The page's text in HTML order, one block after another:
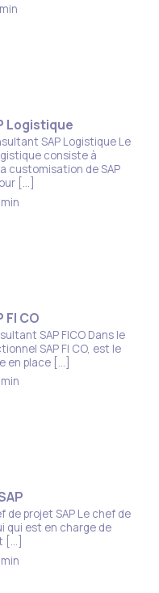
Logistique
SAP Logistique Le
consiste à
customisation de SAP
[…]
CO
SAP FICO Dans le
SAP FI CO, est le
en place […]
de projet SAP Le chef de
qui est en charge de
[…]